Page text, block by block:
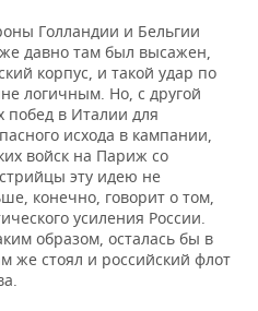
Голландии и Бельгии
давно там был высажен,
корпус, и такой удар по
логичным. Но, с другой
побед в Италии для
исхода в кампании,
войск на Париж со
эту идею не
конечно, говорит о том,
усиления России.
образом, осталась бы в
же стоял и российский флот